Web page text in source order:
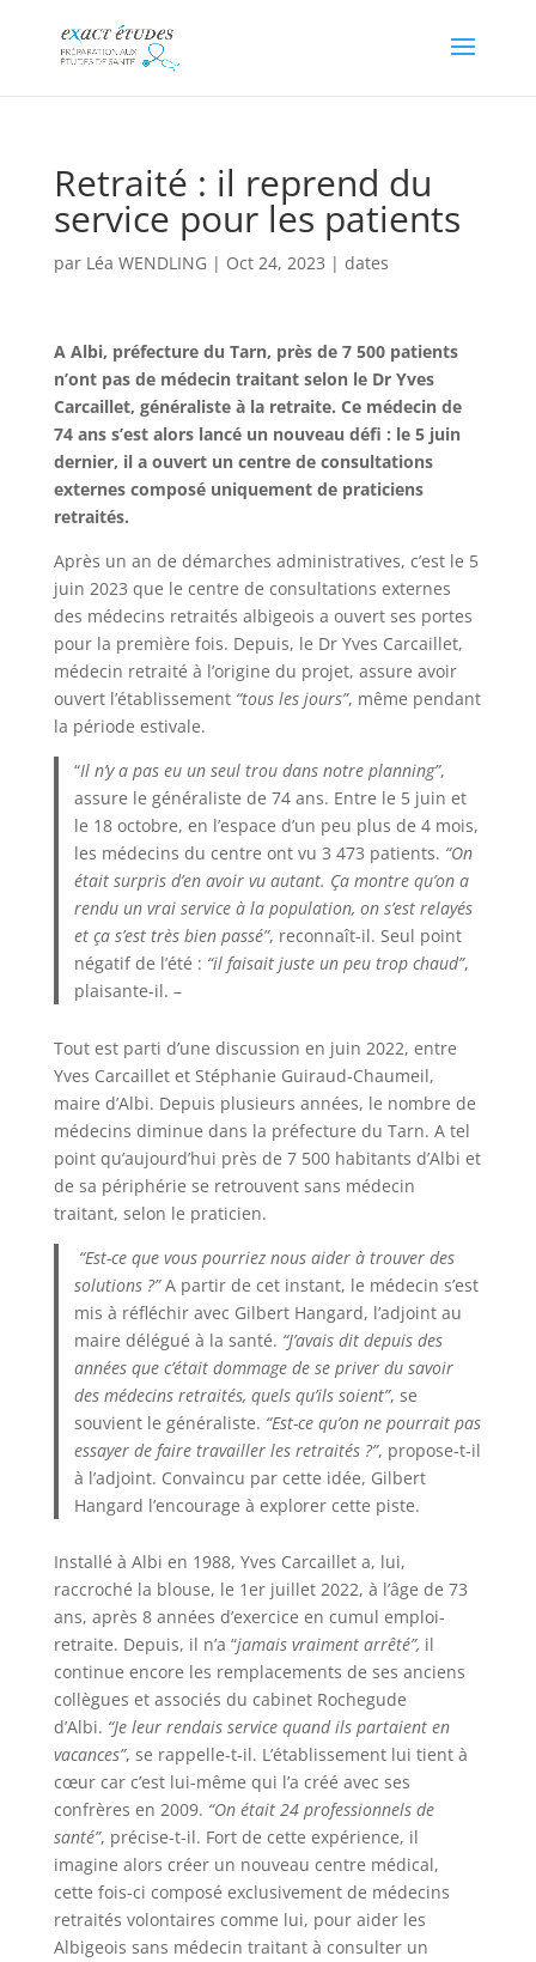
Retraité : il reprend du
service pour les patients
par Léa WENDLING | Oct 24, 2023 | dates
A Albi, préfecture du Tarn, près de 7 500 patients
n’ont pas de médecin traitant selon le Dr Yves
Carcaillet, généraliste à la retraite. Ce médecin de
74 ans s’est alors lancé un nouveau défi : le 5 juin
dernier, il a ouvert un centre de consultations
externes composé uniquement de praticiens
retraités.
Après un an de démarches administratives, c’est le 5
juin 2023 que le centre de consultations externes
des médecins retraités albigeois a ouvert ses portes
pour la première fois. Depuis, le Dr Yves Carcaillet,
médecin retraité à l’origine du projet, assure avoir
ouvert l’établissement “tous les jours”, même pendant
la période estivale.
“Il n’y a pas eu un seul trou dans notre planning”,
assure le généraliste de 74 ans. Entre le 5 juin et
le 18 octobre, en l’espace d’un peu plus de 4 mois,
les médecins du centre ont vu 3 473 patients. “On
était surpris d’en avoir vu autant. Ça montre qu’on a
rendu un vrai service à la population, on s’est relayés
et ça s’est très bien passé”, reconnaît-il. Seul point
négatif de l’été : “il faisait juste un peu trop chaud”,
plaisante-il. –
Tout est parti d’une discussion en juin 2022, entre
Yves Carcaillet et Stéphanie Guiraud-Chaumeil,
maire d’Albi. Depuis plusieurs années, le nombre de
médecins diminue dans la préfecture du Tarn. A tel
point qu’aujourd’hui près de 7 500 habitants d’Albi et
de sa périphérie se retrouvent sans médecin
traitant, selon le praticien.
“Est-ce que vous pourriez nous aider à trouver des
solutions ?”A partir de cet instant, le médecin s’est
mis à réfléchir avec Gilbert Hangard, l’adjoint au
maire délégué à la santé. “J’avais dit depuis des
années que c’était dommage de se priver du savoir
des médecins retraités, quels qu’ils soient”, se
souvient le généraliste. “Est-ce qu’on ne pourrait pas
essayer de faire travailler les retraités ?”, propose-t-il
à l’adjoint. Convaincu par cette idée, Gilbert
Hangard l’encourage à explorer cette piste.
Installé à Albi en 1988, Yves Carcaillet a, lui,
raccroché la blouse, le 1er juillet 2022, à l’âge de 73
ans, après 8 années d’exercice en cumul emploi-
retraite. Depuis, il n’a “jamais vraiment arrêté”, il
continue encore les remplacements de ses anciens
collègues et associés du cabinet Rochegude
d’Albi. “Je leur rendais service quand ils partaient en
vacances”, se rappelle-t-il. L’établissement lui tient à
cœur car c’est lui-même qui l’a créé avec ses
confrères en 2009. “On était 24 professionnels de
santé”, précise-t-il. Fort de cette expérience, il
imagine alors créer un nouveau centre médical,
cette fois-ci composé exclusivement de médecins
retraités volontaires comme lui, pour aider les
Albigeois sans médecin traitant à consulter un